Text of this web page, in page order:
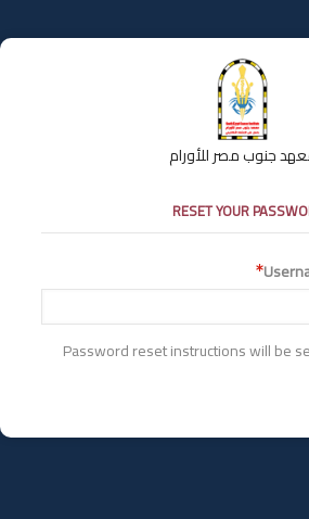
جنوب مصر للأورام
RESET YOUR
Password reset instructions will be